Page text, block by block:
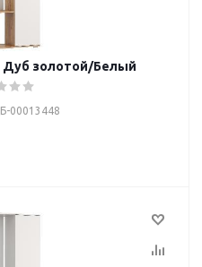
Дуб золотой/Белый
00013448